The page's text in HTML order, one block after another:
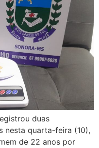
duas
nesta quarta-feira (10),
de 22 anos por